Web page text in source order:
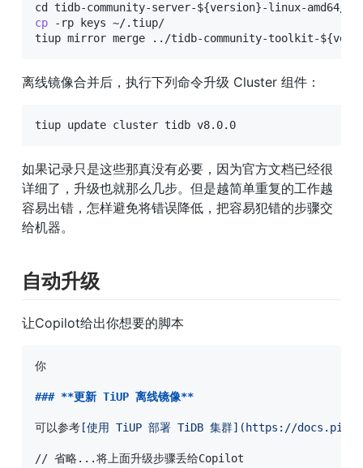
cd
tidb-community-server-${version}
cp -rp keys ~/.tiup/
tiup mirror merge
.. /tidb-community-toolkit-
离线镜像合并后，执行下列命令升级 Cluster 组件：
tiup update cluster tidb v8.0.0
如果记录只是这些那真没有必要，因为官方文档已经很
详细了，升级也就那么几步。但是越简单重复的工作越
容易出错，怎样避免将错误降低，把容易犯错的步骤交
给机器。
自动升级
让Copilot给出你想要的脚本
你
### **更新 TiUP 离线镜像**
可以参考 [使用 TiUP 部署 TiDB 集群]( https://
// 省略...将上面升级步骤丢给Copilot